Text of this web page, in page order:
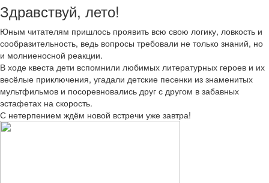
Здравствуй, лето!
Юным читателям пришлось проявить всю свою логику, ловкость и
сообразительность, ведь вопросы требовали не только знаний, но
и молниеносной реакции.
В ходе квеста дети вспомнили любимых литературных героев и их
весёлые приключения, угадали детские песенки из знаменитых
мультфильмов и посоревновались друг с другом в забавных
эстафетах на скорость.
С нетерпением ждём новой встречи уже завтра!